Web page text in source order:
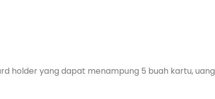
holder yang dapat menampung 5 buah kartu, uang